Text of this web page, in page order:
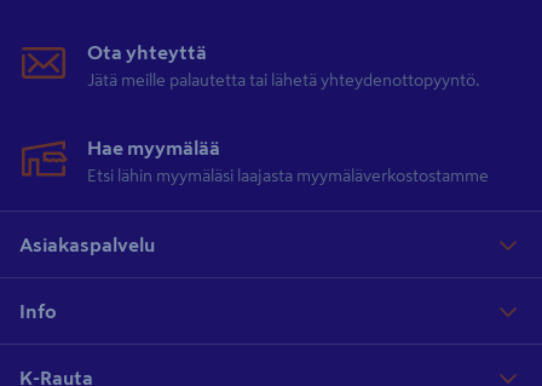
Ota yhteyttä
Jätä meille palautetta tai lähetä yhteydenottopyyntö.
Hae myymälää
Etsi lähin myymäläsi laajasta myymäläverkostostamme
Asiakaspalvelu
Info
K-Rauta